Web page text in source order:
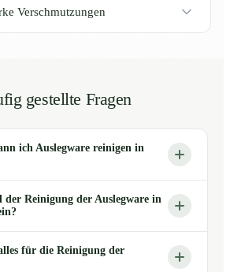
Verschmutzungen
gestellte Fragen
ich Auslegware reinigen in
der Reinigung der Auslegware in
für die Reinigung der